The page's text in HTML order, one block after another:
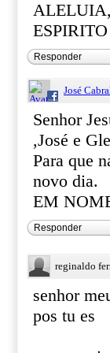
Responder
José
Senhor
,José e
Para que
novo dia.
EM
Responder
reginaldo
senhor
pos tu es